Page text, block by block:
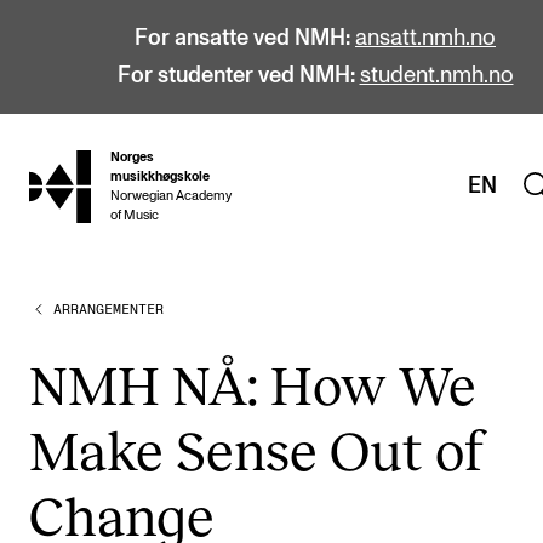
For ansatte ved NMH: ansatt.nmh.no
For studenter ved NMH: student.nmh.no
hjem
Norges
musikkhøgskole
Norwegian Academy
of Music
EN
STUDIER
Bachelor
Master
Årsstudium og videreutdanning
ARRANGEMENTER
NMH NÅ: How We
Make Sense Out of
Change